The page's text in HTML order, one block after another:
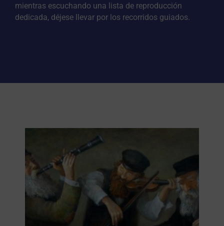
mientras escuchando una lista de reproducción
dedicada, déjese llevar por los recorridos guiados.